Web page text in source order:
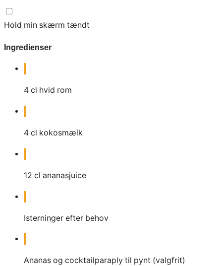
Hold min skærm tændt
Ingredienser
4 cl hvid rom
4 cl kokosmælk
12 cl ananasjuice
Isterninger efter behov
Ananas og cocktailparaply til pynt (valgfrit)